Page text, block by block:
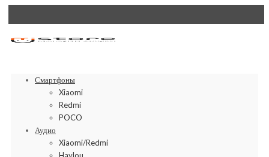
Смартфоны
Xiaomi
Redmi
POCO
Аудио
Xiaomi/Redmi
Haylou